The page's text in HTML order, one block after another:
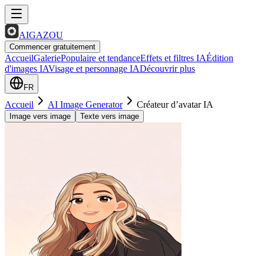
AIGAZOU
Commencer gratuitement
AccueilGaleriePopulaire et tendanceEffets et filtres IAÉdition
d'images IAVisage et personnage IADécouvrir plus
FR
Accueil AI Image Generator Créateur d’avatar IA
Image vers image Texte vers image